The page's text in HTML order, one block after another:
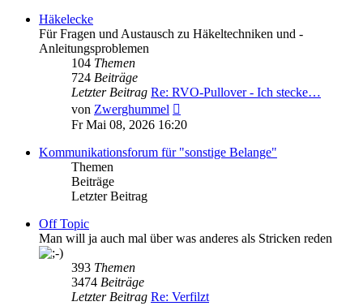
Häkelecke
Für Fragen und Austausch zu Häkeltechniken und -
Anleitungsproblemen
104 Themen
724 Beiträge
Letzter Beitrag Re: RVO-Pullover - Ich stecke…
von Zwerghummel
Beitrag
Fr Mai 08, 2026 16:20
Kommunikationsforum für "sonstige Belange"
Themen
Beiträge
Letzter Beitrag
Off Topic
Man will ja auch mal über was anderes als Stricken reden
393 Themen
3474 Beiträge
Letzter Beitrag Re: Verfilzt